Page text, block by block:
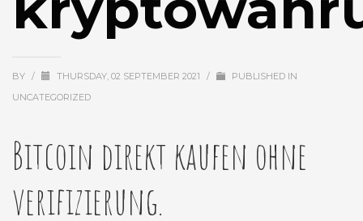
BY / THURSDAY, 02 SEPTEMBER 2021 /
PUBLISHED IN
UNCATEGORIZED
Bitcoin direkt kaufen ohne
verifizierung.